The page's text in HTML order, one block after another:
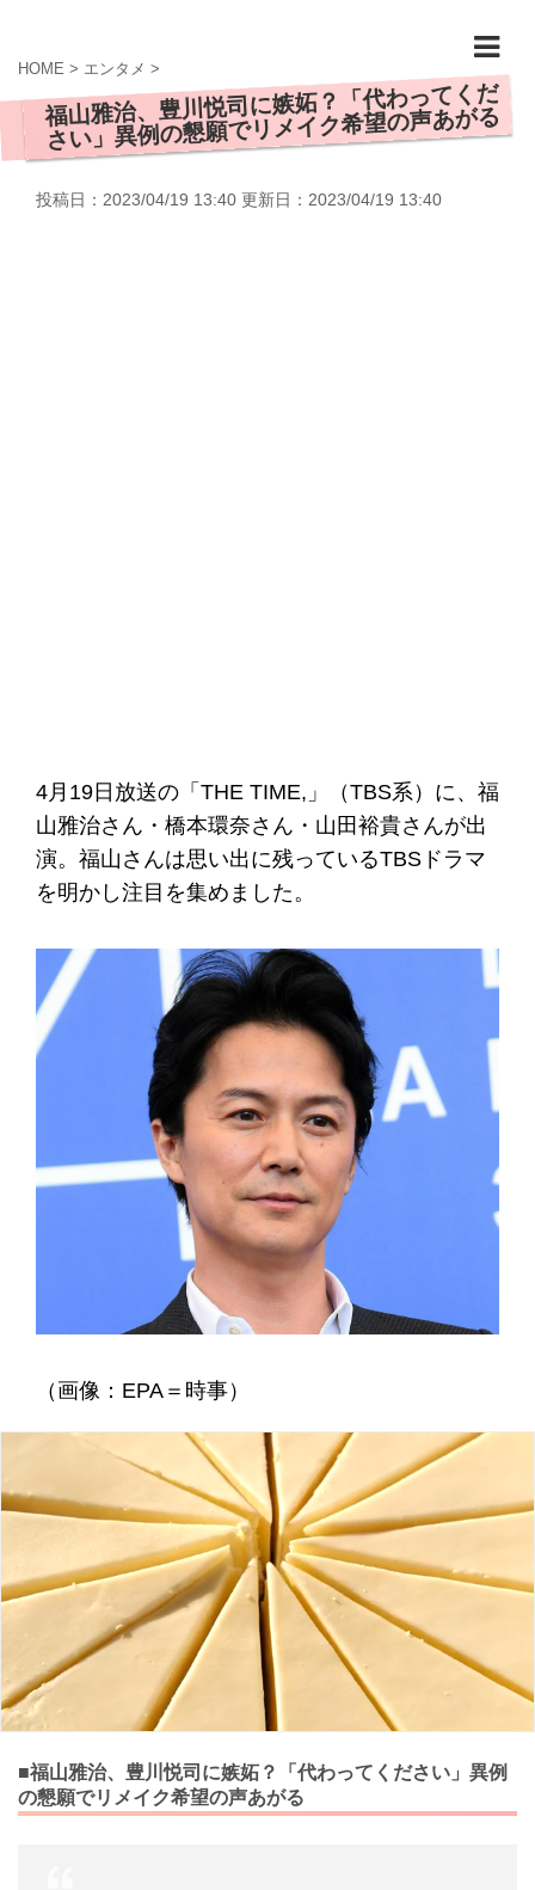
HOME > エンタメ >
福山雅治、豊川悦司に嫉妬？「代わってくだ
さい」異例の懇願でリメイク希望の声あがる
投稿日：2023/04/19 13:40 更新日： 2023/04/19 13:40
4月19日放送の「THE TIME,」（TBS系）に、福
山雅治さん・橋本環奈さん・山田裕貴さんが出
演。福山さんは思い出に残っているTBSドラマ
を明かし注目を集めました。
（画像：EPA＝時事）
■福山雅治、豊川悦司に嫉妬？「代わってください」異例
の懇願でリメイク希望の声あがる